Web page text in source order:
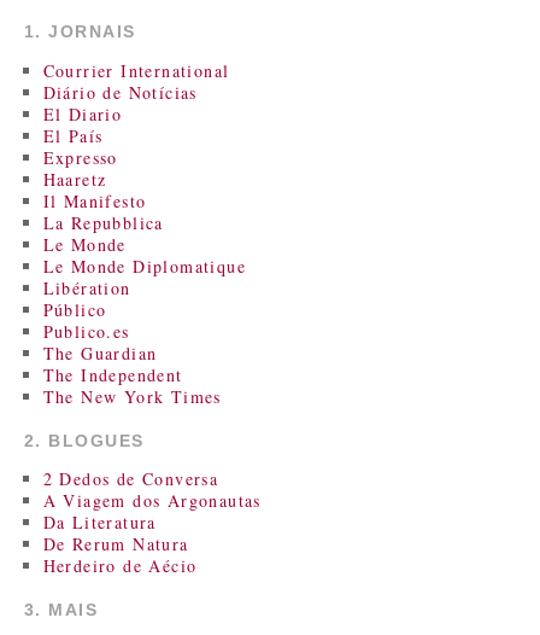
1. JORNAIS
Courrier International
Diário de Notícias
El Diario
El País
Expresso
Haaretz
Il Manifesto
La Repubblica
Le Monde
Le Monde Diplomatique
Libération
Público
Publico.es
The Guardian
The Independent
The New York Times
2. BLOGUES
2 Dedos de Conversa
A Viagem dos Argonautas
Da Literatura
De Rerum Natura
Herdeiro de Aécio
3. MAIS